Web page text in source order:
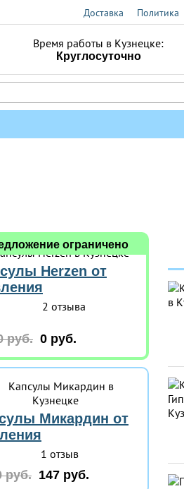
Доставка Политика
Время работы в Кузнецке:
Круглосуточно
Herzen от
2 отзыва
руб. 0 руб.
ограничено
Микардин от
1 отзыв
руб. 147 руб.